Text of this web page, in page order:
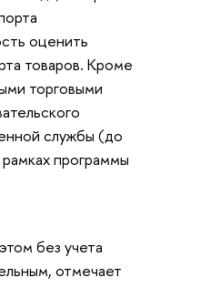
оценить
товаров. Кроме
торговыми
службы (до
программы
без учета
отмечает